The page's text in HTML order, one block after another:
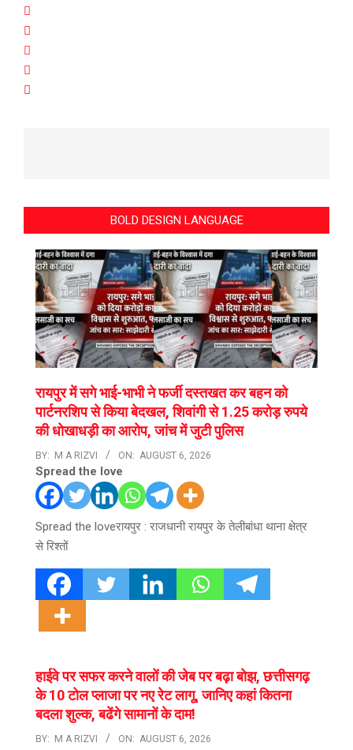
BOLD DESIGN LANGUAGE
रायपुर में सगे भाई-भाभी ने फर्जी दस्तखत कर बहन को
पार्टनरशिप से किया बेदखल, शिवांगी से 1.25 करोड़ रुपये
की धोखाधड़ी का आरोप, जांच में जुटी पुलिस
BY: M A RIZVI ON: AUGUST 6, 2026
Spread the love
Spread the loveरायपुर : राजधानी रायपुर के तेलीबांधा थाना क्षेत्र
से रिश्तों
हाईवे पर सफर करने वालों की जेब पर बढ़ा बोझ, छत्तीसगढ़
के 10 टोल प्लाजा पर नए रेट लागू, जानिए कहां कितना
बदला शुल्क, बढेंगे सामानों के दाम!
BY: M A RIZVI ON: AUGUST 6, 2026